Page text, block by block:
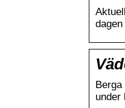
under